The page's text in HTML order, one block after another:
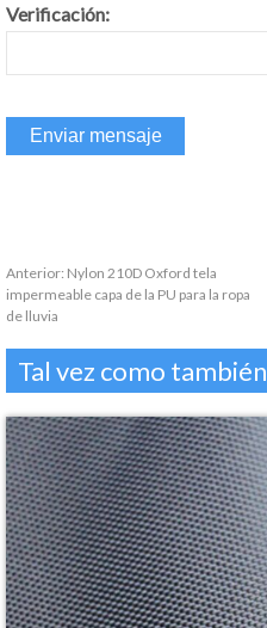
Verificación:
Anterior: Nylon 210D Oxford tela
impermeable capa de la PU para la ropa
de lluvia
Tal vez como también